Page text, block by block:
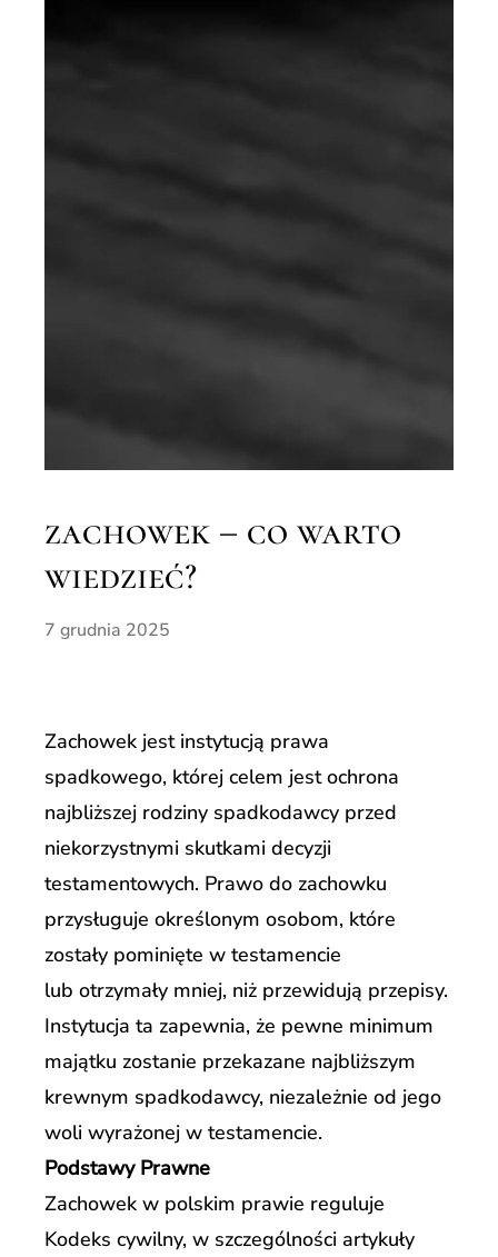
zachowek – co warto
wiedzieć?
7 grudnia 2025
Zachowek jest instytucją prawa
spadkowego, której celem jest ochrona
najbliższej rodziny spadkodawcy przed
niekorzystnymi skutkami decyzji
testamentowych. Prawo do zachowku
przysługuje określonym osobom, które
zostały pominięte w testamencie
lub otrzymały mniej, niż przewidują przepisy.
Instytucja ta zapewnia, że pewne minimum
majątku zostanie przekazane najbliższym
krewnym spadkodawcy, niezależnie od jego
woli wyrażonej w testamencie.
Podstawy Prawne
Zachowek w polskim prawie reguluje
Kodeks cywilny, w szczególności artykuły